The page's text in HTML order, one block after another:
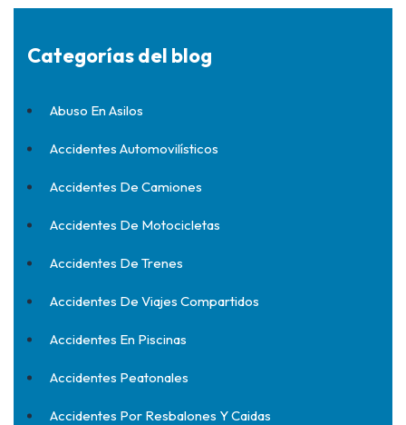
Categorías del blog
Abuso En Asilos
Accidentes Automovilísticos
Accidentes De Camiones
Accidentes De Motocicletas
Accidentes De Trenes
Accidentes De Viajes Compartidos
Accidentes En Piscinas
Accidentes Peatonales
Accidentes Por Resbalones Y Caidas